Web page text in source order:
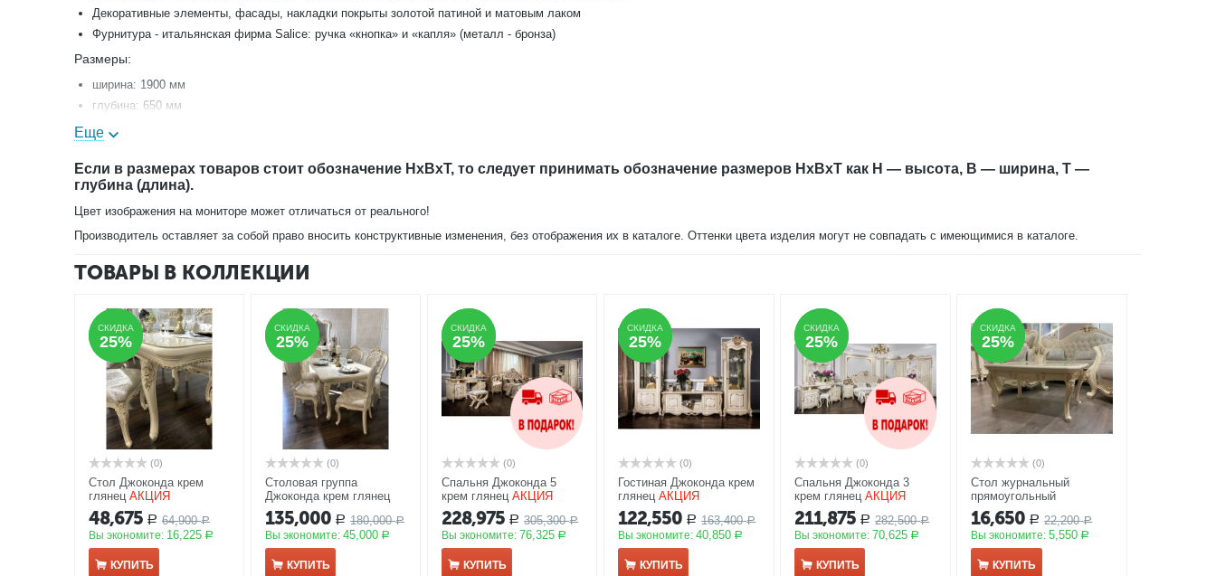
Декоративные элементы, фасады, накладки покрыты золотой патиной и матовым лаком
Фурнитура - итальянская фирма Salice: ручка «кнопка» и «капля» (металл - бронза)
Размеры:
ширина: 1900 мм
глубина: 650 мм
высота: 2400 мм
Еще
Если в размерах товаров стоит обозначение HxBxT, то следует принимать обозначение размеров HxBxT как H — высота, B — ширина, T —
глубина (длина).
Цвет изображения на мониторе может отличаться от реального!
Производитель оставляет за собой право вносить конструктивные изменения, без отображения их в каталоге. Оттенки цвета изделия могут не совпадать с имеющимися в каталоге.
ТОВАРЫ В КОЛЛЕКЦИИ
СКИДКА
25%
СКИДКА
25%
(0)
Стол Джоконда крем
глянец АКЦИЯ
48,675 Р 64,900 Р
Вы экономите: 16,225 Р
КУПИТЬ
СКИДКА
25%
СКИДКА
25%
(0)
Столовая группа
Джоконда крем глянец
АКЦИЯ
135,000 Р 180,000 Р
Вы экономите:45,000 Р
КУПИТЬ
СКИДКА
25%
СКИДКА
25%
(0)
Спальня Джоконда 5
крем глянец АКЦИЯ
228,975 Р 305,300 Р
Вы экономите: 76,325 Р
КУПИТЬ
СКИДКА
25%
СКИДКА
25%
(0)
Гостиная Джоконда крем
глянец АКЦИЯ
122,550 Р 163,400 Р
Вы экономите:40,850 Р
КУПИТЬ
СКИДКА
25%
СКИДКА
25%
(0)
Спальня Джоконда 3
крем глянец АКЦИЯ
211,875 Р 282,500 Р
Вы экономите: 70,625 Р
КУПИТЬ
СКИДКА
25%
СКИДКА
25%
(0)
Стол журнальный
прямоугольный
Джоконда крем глянец
АКЦИЯ
16,650 Р 22,200 Р
Вы экономите:5,550 Р
КУПИТЬ